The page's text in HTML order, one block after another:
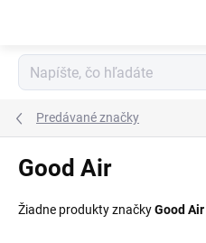
Predávané značky
Good Air
Žiadne produkty značkyGood Air